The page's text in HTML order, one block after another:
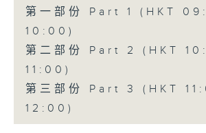
第一部份 Part 1 (HKT
10:00)
第二部份 Part 2 (HKT
11:00)
第三部份 Part 3 (HKT
12:00)